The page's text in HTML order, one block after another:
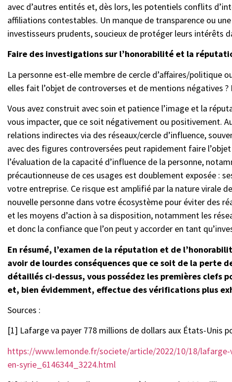
avec d’autres entités et, dès lors, les potentiels conflits
affiliations contestables. Un manque de transparence ou
investisseurs prudents, soucieux de protéger leurs intérêts
Faire des investigations sur l’honorabilité et la
La personne est-elle membre de cercle d’affaires/politique
elles fait l’objet de controverses et de mentions négatives
Vous avez construit avec soin et patience l’image et la
vous impacter, que ce soit négativement ou positivement.
relations indirectes via des réseaux/cercle d’influence,
avec des figures controversées peut rapidement faire
l’évaluation de la capacité d’influence de la personne,
précautionneuse de ces usages est doublement exposée :
votre entreprise. Ce risque est amplifié par la nature virale
nouvelle personne dans votre écosystème pour éviter des
et les moyens d’action à sa disposition, notamment les
et donc la confiance que l’on peut y accorder en tant
En résumé, l’examen de la réputation et de
avoir de lourdes conséquences que ce soit de la perte
détaillés ci-dessus, vous possédez les premières clefs
et, bien évidemment, effectue des vérifications plus
Sources :
[1] Lafarge va payer 778 millions de dollars aux États-Unis
https://www.lemonde.fr/societe/article/2022/10/18/
en-syrie_6146344_3224.html